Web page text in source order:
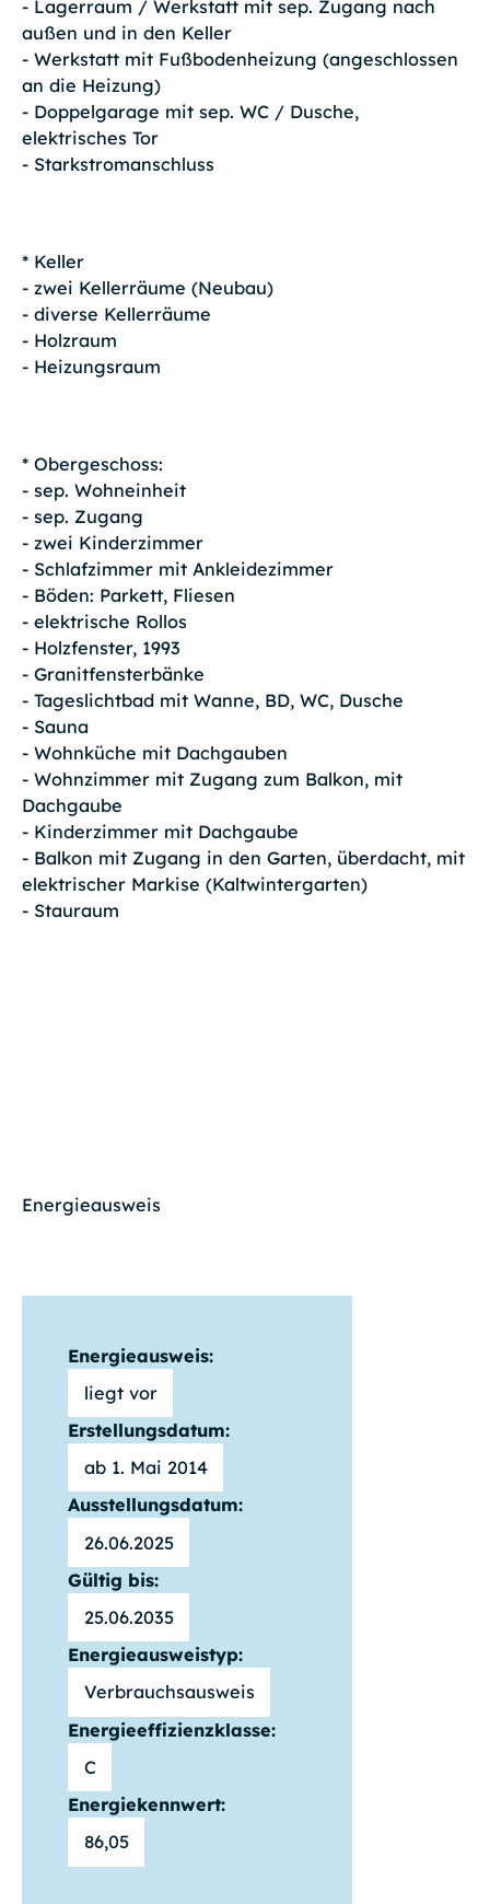
- Lagerraum / Werkstatt mit sep. Zugang nach
außen und in den Keller
- Werkstatt mit Fußbodenheizung (angeschlossen
an die Heizung)
- Doppelgarage mit sep. WC / Dusche,
elektrisches Tor
- Starkstromanschluss
* Keller
- zwei Kellerräume (Neubau)
- diverse Kellerräume
- Holzraum
- Heizungsraum
* Obergeschoss:
- sep. Wohneinheit
- sep. Zugang
- zwei Kinderzimmer
- Schlafzimmer mit Ankleidezimmer
- Böden: Parkett, Fliesen
- elektrische Rollos
- Holzfenster, 1993
- Granitfensterbänke
- Tageslichtbad mit Wanne, BD, WC, Dusche
- Sauna
- Wohnküche mit Dachgauben
- Wohnzimmer mit Zugang zum Balkon, mit
Dachgaube
- Kinderzimmer mit Dachgaube
- Balkon mit Zugang in den Garten, überdacht, mit
elektrischer Markise (Kaltwintergarten)
- Stauraum
Energieausweis
Energieausweis:
liegt vor
Erstellungsdatum:
ab 1. Mai 2014
Ausstellungsdatum:
26.06.2025
Gültig bis:
25.06.2035
Energieausweistyp:
Verbrauchsausweis
Energieeffizienzklasse:
C
Energiekennwert:
86,05